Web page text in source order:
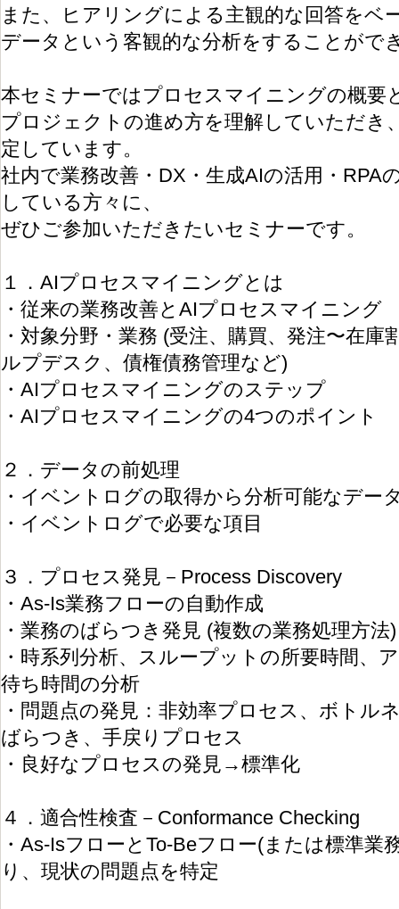
また、ヒアリングによる主観的な回答をベ
データという客観的な分析をすることがで
本セミナーではプロセスマイニングの概要
プロジェクトの進め方を理解していただき
定しています。
社内で業務改善・DX・生成AIの活用・RPA
している方々に、
ぜひご参加いただきたいセミナーです。
１．AIプロセスマイニングとは
・従来の業務改善とAIプロセスマイニング
・対象分野・業務 (受注、購買、発注〜在
ルプデスク、債権債務管理など)
・AIプロセスマイニングのステップ
・AIプロセスマイニングの4つのポイント
２．データの前処理
・イベントログの取得から分析可能なデー
・イベントログで必要な項目
３．プロセス発見－Process Discovery
・As-Is業務フローの自動作成
・業務のばらつき発見 (複数の業務処理方法)
・時系列分析、スループットの所要時間、
待ち時間の分析
・問題点の発見：非効率プロセス、ボトル
ばらつき、手戻りプロセス
・良好なプロセスの発見→標準化
４．適合性検査－Conformance Checking
・As-IsフローとTo-Beフロー(または標準業
り、現状の問題点を特定